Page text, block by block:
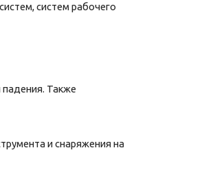
систем рабочего
Также
и снаряжения на